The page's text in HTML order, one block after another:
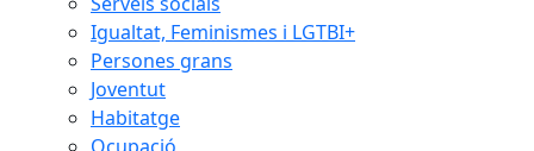
Igualtat, Feminismes i LGTBI+
Persones grans
Joventut
Habitatge